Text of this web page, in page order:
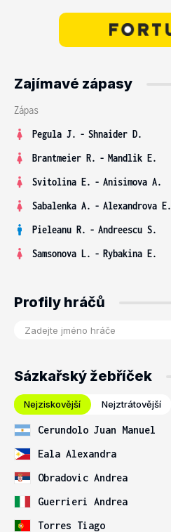
Zajímavé zápasy
Zápas
Pegula J. - Shnaider D.
Brantmeier R. - Mandlik E.
Svitolina E. - Anisimova A.
Sabalenka A. - Alexandrova E.
Pieleanu R. - Andreescu S.
Samsonova L. - Rybakina E.
Profily hráčů
Sázkařský žebříček
Nejziskovější Nejztrátovější
Cerundolo Juan Manuel
Eala Alexandra
Obradovic Andrea
Guerrieri Andrea
Torres Tiago